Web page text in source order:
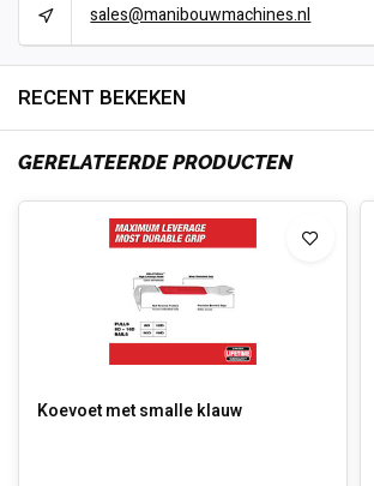
sales@manibouwmachines.nl
RECENT BEKEKEN
GERELATEERDE PRODUCTEN
Koevoet met smalle klauw